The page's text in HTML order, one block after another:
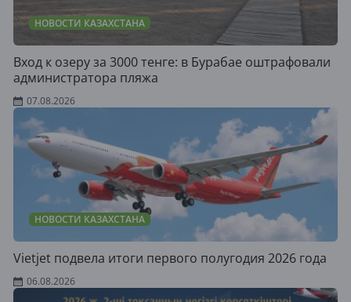
НОВОСТИ КАЗАХСТАНА
Вход к озеру за 3000 тенге: в Бурабае оштрафовали
администратора пляжа
07.08.2026
НОВОСТИ КАЗАХСТАНА
Vietjet подвела итоги первого полугодия 2026 года
06.08.2026